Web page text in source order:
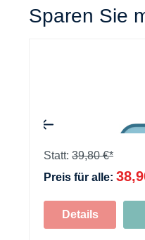
Sparen Sie
Statt: 39,80 €*
Preis für alle:
Details